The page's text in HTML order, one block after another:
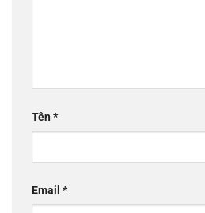
Tên*
Email *